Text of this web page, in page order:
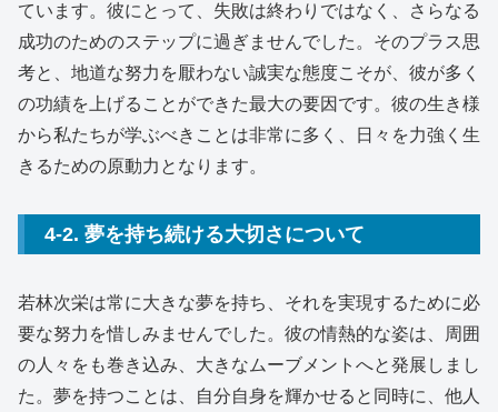
ています。彼にとって、失敗は終わりではなく、さらなる
成功のためのステップに過ぎませんでした。そのプラス思
考と、地道な努力を厭わない誠実な態度こそが、彼が多く
の功績を上げることができた最大の要因です。彼の生き様
から私たちが学ぶべきことは非常に多く、日々を力強く生
きるための原動力となります。
4-2. 夢を持ち続ける大切さについて
若林次栄は常に大きな夢を持ち、それを実現するために必
要な努力を惜しみませんでした。彼の情熱的な姿は、周囲
の人々をも巻き込み、大きなムーブメントへと発展しまし
た。夢を持つことは、自分自身を輝かせると同時に、他人